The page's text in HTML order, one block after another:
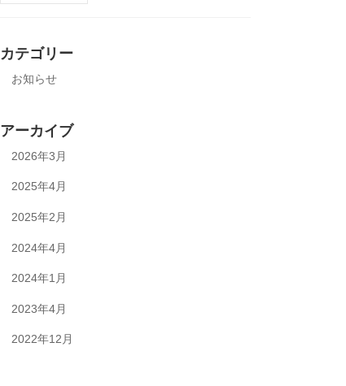
カテゴリー
お知らせ
アーカイブ
2026年3月
2025年4月
2025年2月
2024年4月
2024年1月
2023年4月
2022年12月